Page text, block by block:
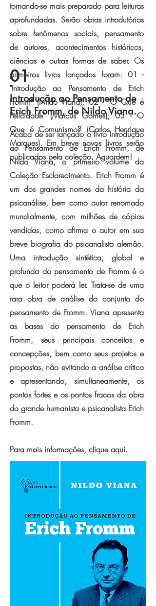
tornando-se mais preparado para leituras
aprofundadas. Serão obras introdutórias
sobre fenômenos sociais, pensamento
de autores, acontecimentos históricos,
ciências e outras formas de saber. Os
primeiros livros lançados foram: 01 -
"Introdução ao Pensamento de Erich
Fromm" (Nildo Viana); 02 - "O Que é
Felicidade" (Marcus Gomes); 03 - O
Que é Comunismo? (Carlos Henrique
Marques). Em breve novos livros serão
publicados pela coleção. Aguardem!
01
Introdução ao Pensamento de
Erich Fromm, de Nildo Viana.
Acaba de ser lançado o livro Introdução
ao Pensamento de Erich Fromm, de
Nildo Viana, o primeiro volume da
Coleção Esclarecimento. Erich Fromm é
um dos grandes nomes da história da
psicanálise, bem como autor renomado
mundialmente, com milhões de cópias
vendidas, como afirma o autor em sua
breve biografia do psicanalista alemão.
Uma introdução sintética, global e
profunda do pensamento de Fromm é o
que o leitor poderá ler. Trata-se de uma
rara obra de análise do conjunto do
pensamento de Fromm. Viana apresenta
as bases do pensamento de Erich
Fromm, seus principais conceitos e
concepções, bem como seus projetos e
propostas, não evitando a análise crítica
e apresentando, simultaneamente, os
pontos fortes e os pontos fracos da obra
do grande humanista e psicanalista Erich
Fromm.
Para mais informações, clique aqui.